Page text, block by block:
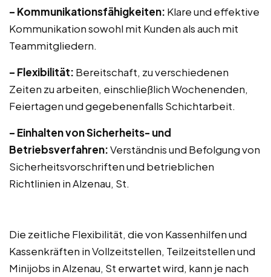
– Kommunikationsfähigkeiten: Klare und effektive
Kommunikation sowohl mit Kunden als auch mit
Teammitgliedern.
– Flexibilität: Bereitschaft, zu verschiedenen
Zeiten zu arbeiten, einschließlich Wochenenden,
Feiertagen und gegebenenfalls Schichtarbeit.
– Einhalten von Sicherheits- und
Betriebsverfahren:Verständnis und Befolgung von
Sicherheitsvorschriften und betrieblichen
Richtlinien in Alzenau, St.
Die zeitliche Flexibilität, die von Kassenhilfen und
Kassenkräften in Vollzeitstellen, Teilzeitstellen und
Minijobs in Alzenau, St erwartet wird, kann je nach